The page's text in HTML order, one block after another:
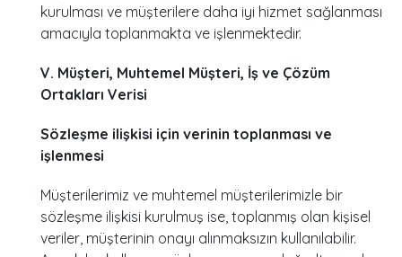
kurulması ve müşterilere daha iyi hizmet sağlanması
amacıyla toplanmakta ve işlenmektedir.
V. Müşteri, Muhtemel Müşteri, İş ve Çözüm
Ortakları Verisi
Sözleşme ilişkisi için verinin toplanması ve
işlenmesi
Müşterilerimiz ve muhtemel müşterilerimizle bir
sözleşme ilişkisi kurulmuş ise, toplanmış olan kişisel
veriler, müşterinin onayı alınmaksızın kullanılabilir.